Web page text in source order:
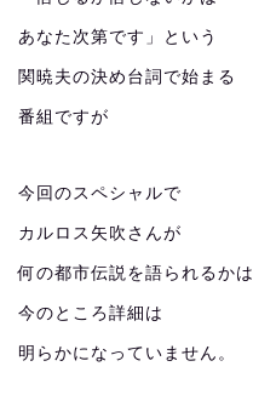
あなた次第です」という
関暁夫の決め台詞で始まる
番組ですが
今回のスペシャルで
カルロス矢吹さんが
何の都市伝説を語られるかは
今のところ詳細は
明らかになっていません。